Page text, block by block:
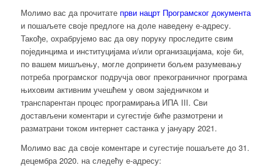
Молимо вас да прочитате први нацрт Програмског документа
и пошаљете своје предлоге на доле наведену е-адресу.
Такође, охрабрујемо вас да ову поруку проследите свим
појединцима и институцијама и/или организацијама, које би,
по вашем мишљењу, могле допринети бољем разумевању
потреба програмског подручја овог прекограничног програма
њиховим активним учешћем у овом заједничком и
транспарентан процес програмирања ИПА III. Сви
достављени коментари и сугестије биће размотрени и
разматрани током интернет састанка у јануару 2021.
Молимо вас да своје коментаре и сугестије пошаљете до 31.
децембра 2020. на следећу е-адресу: